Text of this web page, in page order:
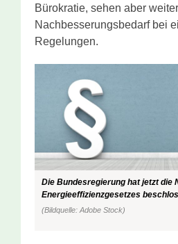
Bürokratie, sehen aber
Nachbesserungsbedarf bei
Regelungen.
Die Bundesregierung hat jetzt die
Energieeffizienzgesetzes
(Bildquelle: Adobe Stock)